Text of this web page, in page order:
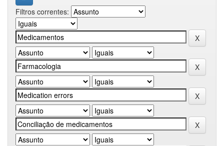
Filtros correntes: